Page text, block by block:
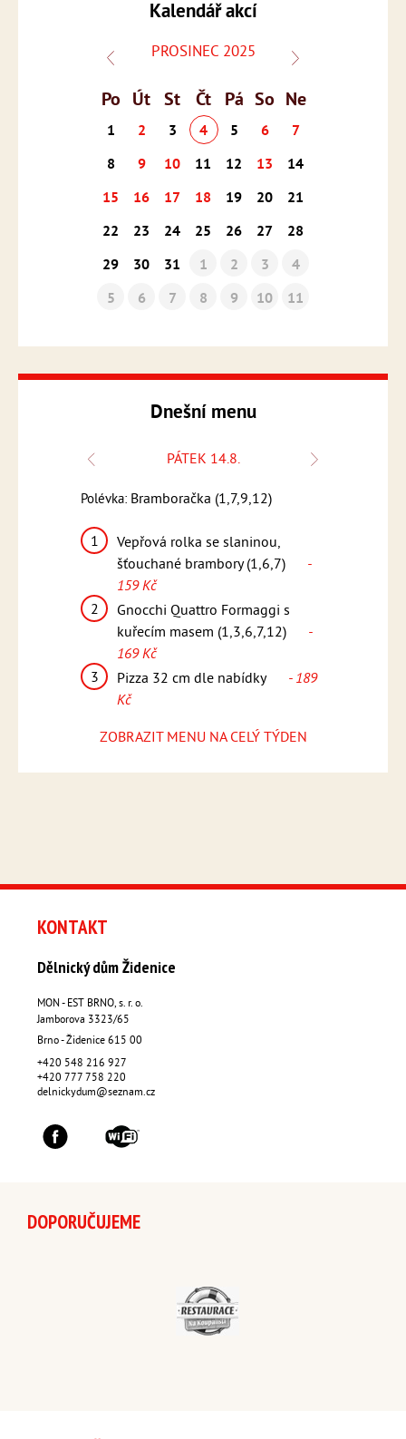
Kalendář akcí
PROSINEC 2025
Po Út St Čt Pá So Ne
1 2 3 4 5 6
7
8
9 10 11 12 13
14
15
16 17 18 19 20
21
22
23 24 25 26 27
28
29
30 31 1 2 3
4
5
6 7 8 9 10 11
Dnešní menu
PÁTEK 14.8.
Polévka: Bramboračka (1,7,9,12)
1
Vepřová rolka se slaninou,
šťouchané brambory (1,6,7)
-
159 Kč
2
Gnocchi Quattro Formaggi s
kuřecím masem (1,3,6,7,12)
-
169 Kč
3
Pizza 32 cm dle nabídky
- 189
Kč
ZOBRAZIT MENU NA CELÝ TÝDEN
KONTAKT
Dělnický dům Židenice
MON - EST BRNO, s. r. o.
Jamborova 3323/65
Brno - Židenice 615 00
+420 548 216 927
+420 777 758 220
delnickydum@seznam.cz
DOPORUČUJEME